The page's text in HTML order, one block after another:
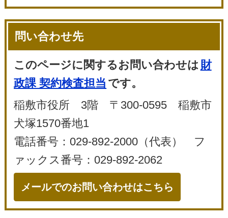
問い合わせ先
このページに関するお問い合わせは 財
政課 契約検査担当 です。
稲敷市役所 3階 〒300-0595 稲敷市
犬塚1570番地1
電話番号：029-892-2000（代表） フ
ァックス番号：029-892-2062
メールでのお問い合わせはこちら